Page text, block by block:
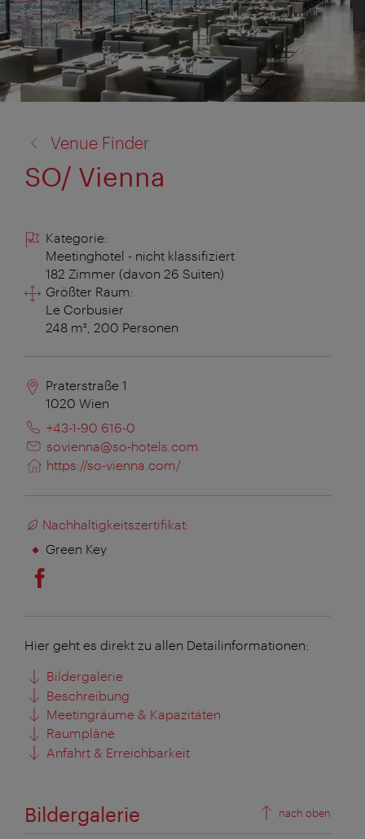
zu:
Venue Finder
SO/ Vienna
Kategorie:
Meetinghotel - nicht klassifiziert
182 Zimmer (davon 26 Suiten)
Größter Raum:
Le Corbusier
248 m², 200 Personen
Praterstraße 1
1020 Wien
+43-1-90 616-0
sovienna@so-hotels.com
https://so-vienna.com/
Nachhaltigkeitszertifikat:
Green Key
Hier geht es direkt zu allen Detailinformationen:
Bildergalerie
Beschreibung
Meetingräume & Kapazitäten
Raumpläne
Anfahrt & Erreichbarkeit
Bildergalerie nach oben